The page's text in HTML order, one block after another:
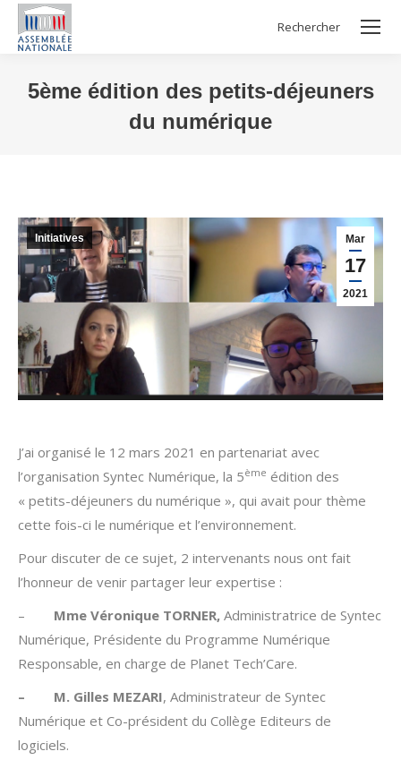
Search:
Rechercher
5ème édition des petits-déjeuners
du numérique
Mar
17
2021
Initiatives
J’ai organisé le 12 mars 2021 en partenariat avec
l’organisation Syntec Numérique, la 5ème édition des
« petits-déjeuners du numérique », qui avait pour thème
cette fois-ci le numérique et l’environnement.
Pour discuter de ce sujet, 2 intervenants nous ont fait
l’honneur de venir partager leur expertise :
– Mme Véronique TORNER, Administratrice de Syntec
Numérique, Présidente du Programme Numérique
Responsable, en charge de Planet Tech’Care.
– M. Gilles MEZARI, Administrateur de Syntec
Numérique et Co-président du Collège Editeurs de
logiciels.